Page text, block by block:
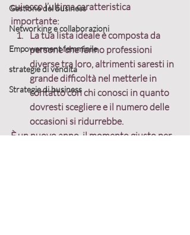
Gestione del business
Networking e collaborazioni
Empowerment femminile
strategie di vendita
Strategie di business
cui ecco l’ultima caratteristica
importante:
La tua lista ideale è composta da
persone che fanno professioni
diverse tra loro, altrimenti saresti in
grande difficoltà nel metterle in
contatto con chi conosci in quanto
dovresti scegliere e il numero delle
occasioni si ridurrebbe.
È un nuovo anno, il momento giusto per